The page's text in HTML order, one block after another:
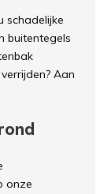
schadelijke
buitentegels
Aan
onze